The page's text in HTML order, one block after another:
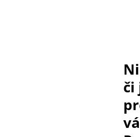
či